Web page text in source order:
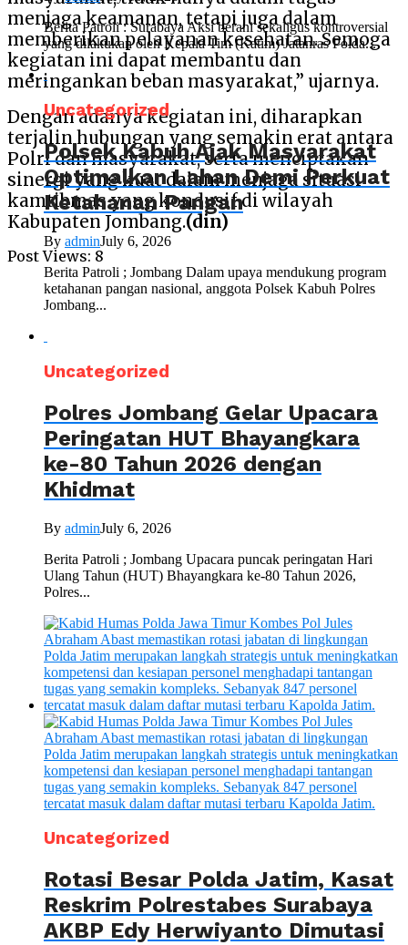
menjaga keamanan, tetapi juga dalam
memberikan pelayanan kesehatan. Semoga
kegiatan ini dapat membantu dan
meringankan beban masyarakat,” ujarnya.
Dengan adanya kegiatan ini, diharapkan
terjalin hubungan yang semakin erat antara
Polri dan masyarakat, serta menciptakan
sinergi yang kuat dalam menjaga situasi
kamtibmas yang kondusif di wilayah
Kabupaten Jombang.(din)
Post Views: 8
Berita Patroli : Surabaya Aksi berani sekaligus kontroversial
yang dilakukan oleh Kepala Tim (Katim) Jatanras Polda...
Uncategorized
Polsek Kabuh Ajak Masyarakat
Optimalkan Lahan Demi Perkuat
Ketahanan Pangan
By adminJuly 6, 2026
Berita Patroli ; Jombang Dalam upaya mendukung program
ketahanan pangan nasional, anggota Polsek Kabuh Polres
Jombang...
Uncategorized
Polres Jombang Gelar Upacara
Peringatan HUT Bhayangkara
ke-80 Tahun 2026 dengan
Khidmat
By adminJuly 6, 2026
Berita Patroli ; Jombang Upacara puncak peringatan Hari
Ulang Tahun (HUT) Bhayangkara ke-80 Tahun 2026,
Polres...
Uncategorized
Rotasi Besar Polda Jatim, Kasat
Reskrim Polrestabes Surabaya
AKBP Edy Herwiyanto Dimutasi